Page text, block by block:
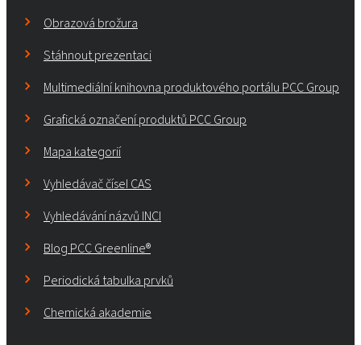
Obrazová brožura
Stáhnout prezentaci
Multimediální knihovna produktového portálu PCC Group
Grafická označení produktů PCC Group
Mapa kategorií
Vyhledávač čísel CAS
Vyhledávání názvů INCI
Blog PCC Greenline®
Periodická tabulka prvků
Chemická akademie